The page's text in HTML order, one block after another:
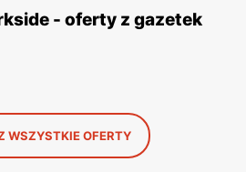
- oferty z gazetek
WSZYSTKIE OFERTY